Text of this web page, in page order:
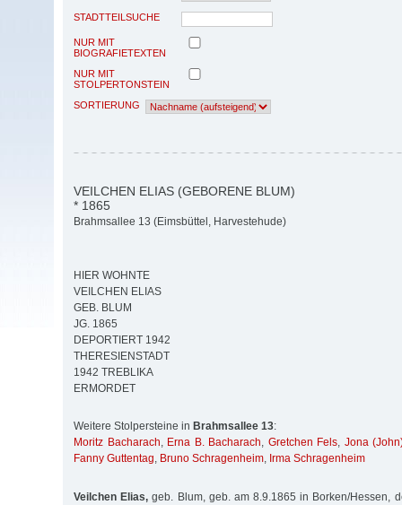
STADTTEILSUCHE
NUR MIT
BIOGRAFIETEXTEN
NUR MIT
STOLPERTONSTEIN
SORTIERUNG
VEILCHEN ELIAS (GEBORENE BLUM)
* 1865
Brahmsallee 13 (Eimsbüttel, Harvestehude)
HIER WOHNTE
VEILCHEN ELIAS
GEB. BLUM
JG. 1865
DEPORTIERT 1942
THERESIENSTADT
1942 TREBLIKA
ERMORDET
Weitere Stolpersteine in Brahmsallee 13:
Moritz Bacharach, Erna B. Bacharach, Gretchen Fels, Jona
Fanny Guttentag, Bruno Schragenheim, Irma Schragenheim
Veilchen Elias, geb. Blum, geb. am 8.9.1865 in Borken/Hessen,